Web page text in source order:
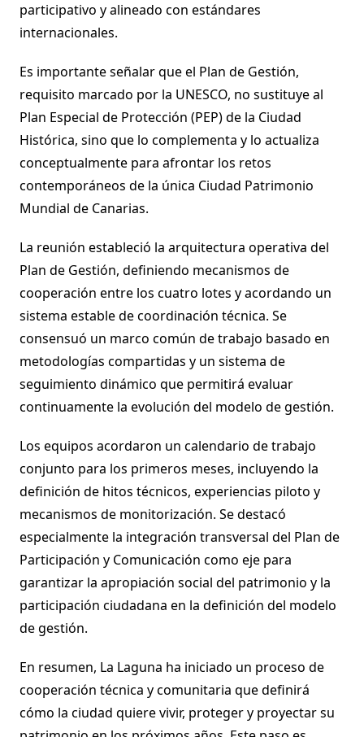
participativo y alineado con estándares
internacionales.
Es importante señalar que el Plan de Gestión,
requisito marcado por la UNESCO, no sustituye al
Plan Especial de Protección (PEP) de la Ciudad
Histórica, sino que lo complementa y lo actualiza
conceptualmente para afrontar los retos
contemporáneos de la única Ciudad Patrimonio
Mundial de Canarias.
La reunión estableció la arquitectura operativa del
Plan de Gestión, definiendo mecanismos de
cooperación entre los cuatro lotes y acordando un
sistema estable de coordinación técnica. Se
consensuó un marco común de trabajo basado en
metodologías compartidas y un sistema de
seguimiento dinámico que permitirá evaluar
continuamente la evolución del modelo de gestión.
Los equipos acordaron un calendario de trabajo
conjunto para los primeros meses, incluyendo la
definición de hitos técnicos, experiencias piloto y
mecanismos de monitorización. Se destacó
especialmente la integración transversal del Plan de
Participación y Comunicación como eje para
garantizar la apropiación social del patrimonio y la
participación ciudadana en la definición del modelo
de gestión.
En resumen, La Laguna ha iniciado un proceso de
cooperación técnica y comunitaria que definirá
cómo la ciudad quiere vivir, proteger y proyectar su